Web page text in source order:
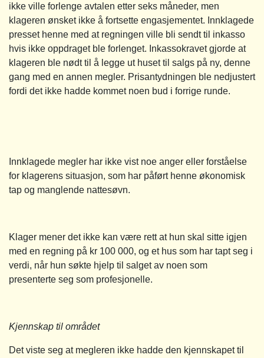
ikke ville forlenge avtalen etter seks måneder, men
klageren ønsket ikke å fortsette engasjementet. Innklagede
presset henne med at regningen ville bli sendt til inkasso
hvis ikke oppdraget ble forlenget. Inkassokravet gjorde at
klageren ble nødt til å legge ut huset til salgs på ny, denne
gang med en annen megler. Prisantydningen ble nedjustert
fordi det ikke hadde kommet noen bud i forrige runde.
Innklagede megler har ikke vist noe anger eller forståelse
for klagerens situasjon, som har påført henne økonomisk
tap og manglende nattesøvn.
Klager mener det ikke kan være rett at hun skal sitte igjen
med en regning på kr 100 000, og et hus som har tapt seg i
verdi, når hun søkte hjelp til salget av noen som
presenterte seg som profesjonelle.
Kjennskap til området
Det viste seg at megleren ikke hadde den kjennskapet til